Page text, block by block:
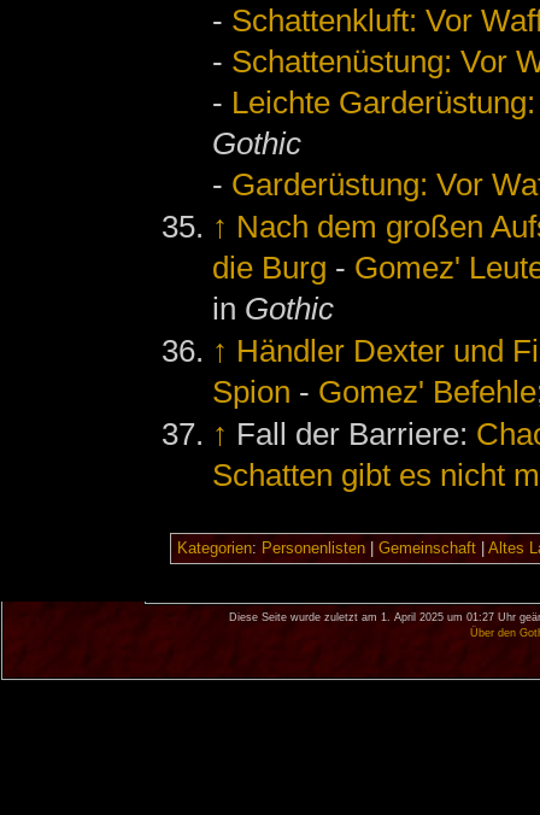
- Schattenkluft: Vor
- Schattenüstung: Vor
- Leichte
Gothic
- Garderüstung: Vor
↑ Nach dem großen
die Burg - Gomez'
in Gothic
↑ Händler Dexter und
Spion - Gomez' Befehle
↑ Fall der Barriere:
Schatten gibt es nicht
Kategorien: Personenlisten| Gemeinschaft| Altes
Diese Seite wurde zuletzt am 1. April 2025 um 01:27 Uhr
Über den